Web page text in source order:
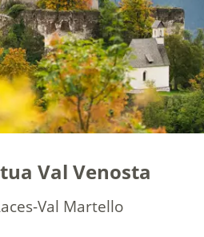
Val Venosta
Val Martello